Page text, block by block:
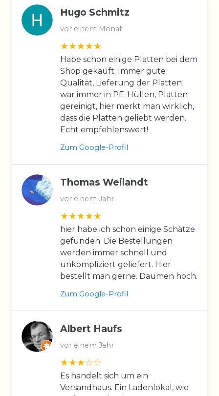
Hugo Schmitz
vor einem Monat
Habe schon einige Platten bei dem
Shop gekauft. Immer gute
Qualität, Lieferung der Platten
war immer in PE-Hüllen, Platten
gereinigt, hier merkt man wirklich,
dass die Platten geliebt werden.
Echt empfehlenswert!
Zum Google-Profil
Thomas Weilandt
vor einem Jahr
hier habe ich schon einige Schätze
gefunden. Die Bestellungen
werden immer schnell und
unkompliziert geliefert. Hier
bestellt man gerne. Daumen hoch.
Zum Google-Profil
Albert Haufs
vor einem Jahr
Es handelt sich um ein
Versandhaus. Ein Ladenlokal, wie